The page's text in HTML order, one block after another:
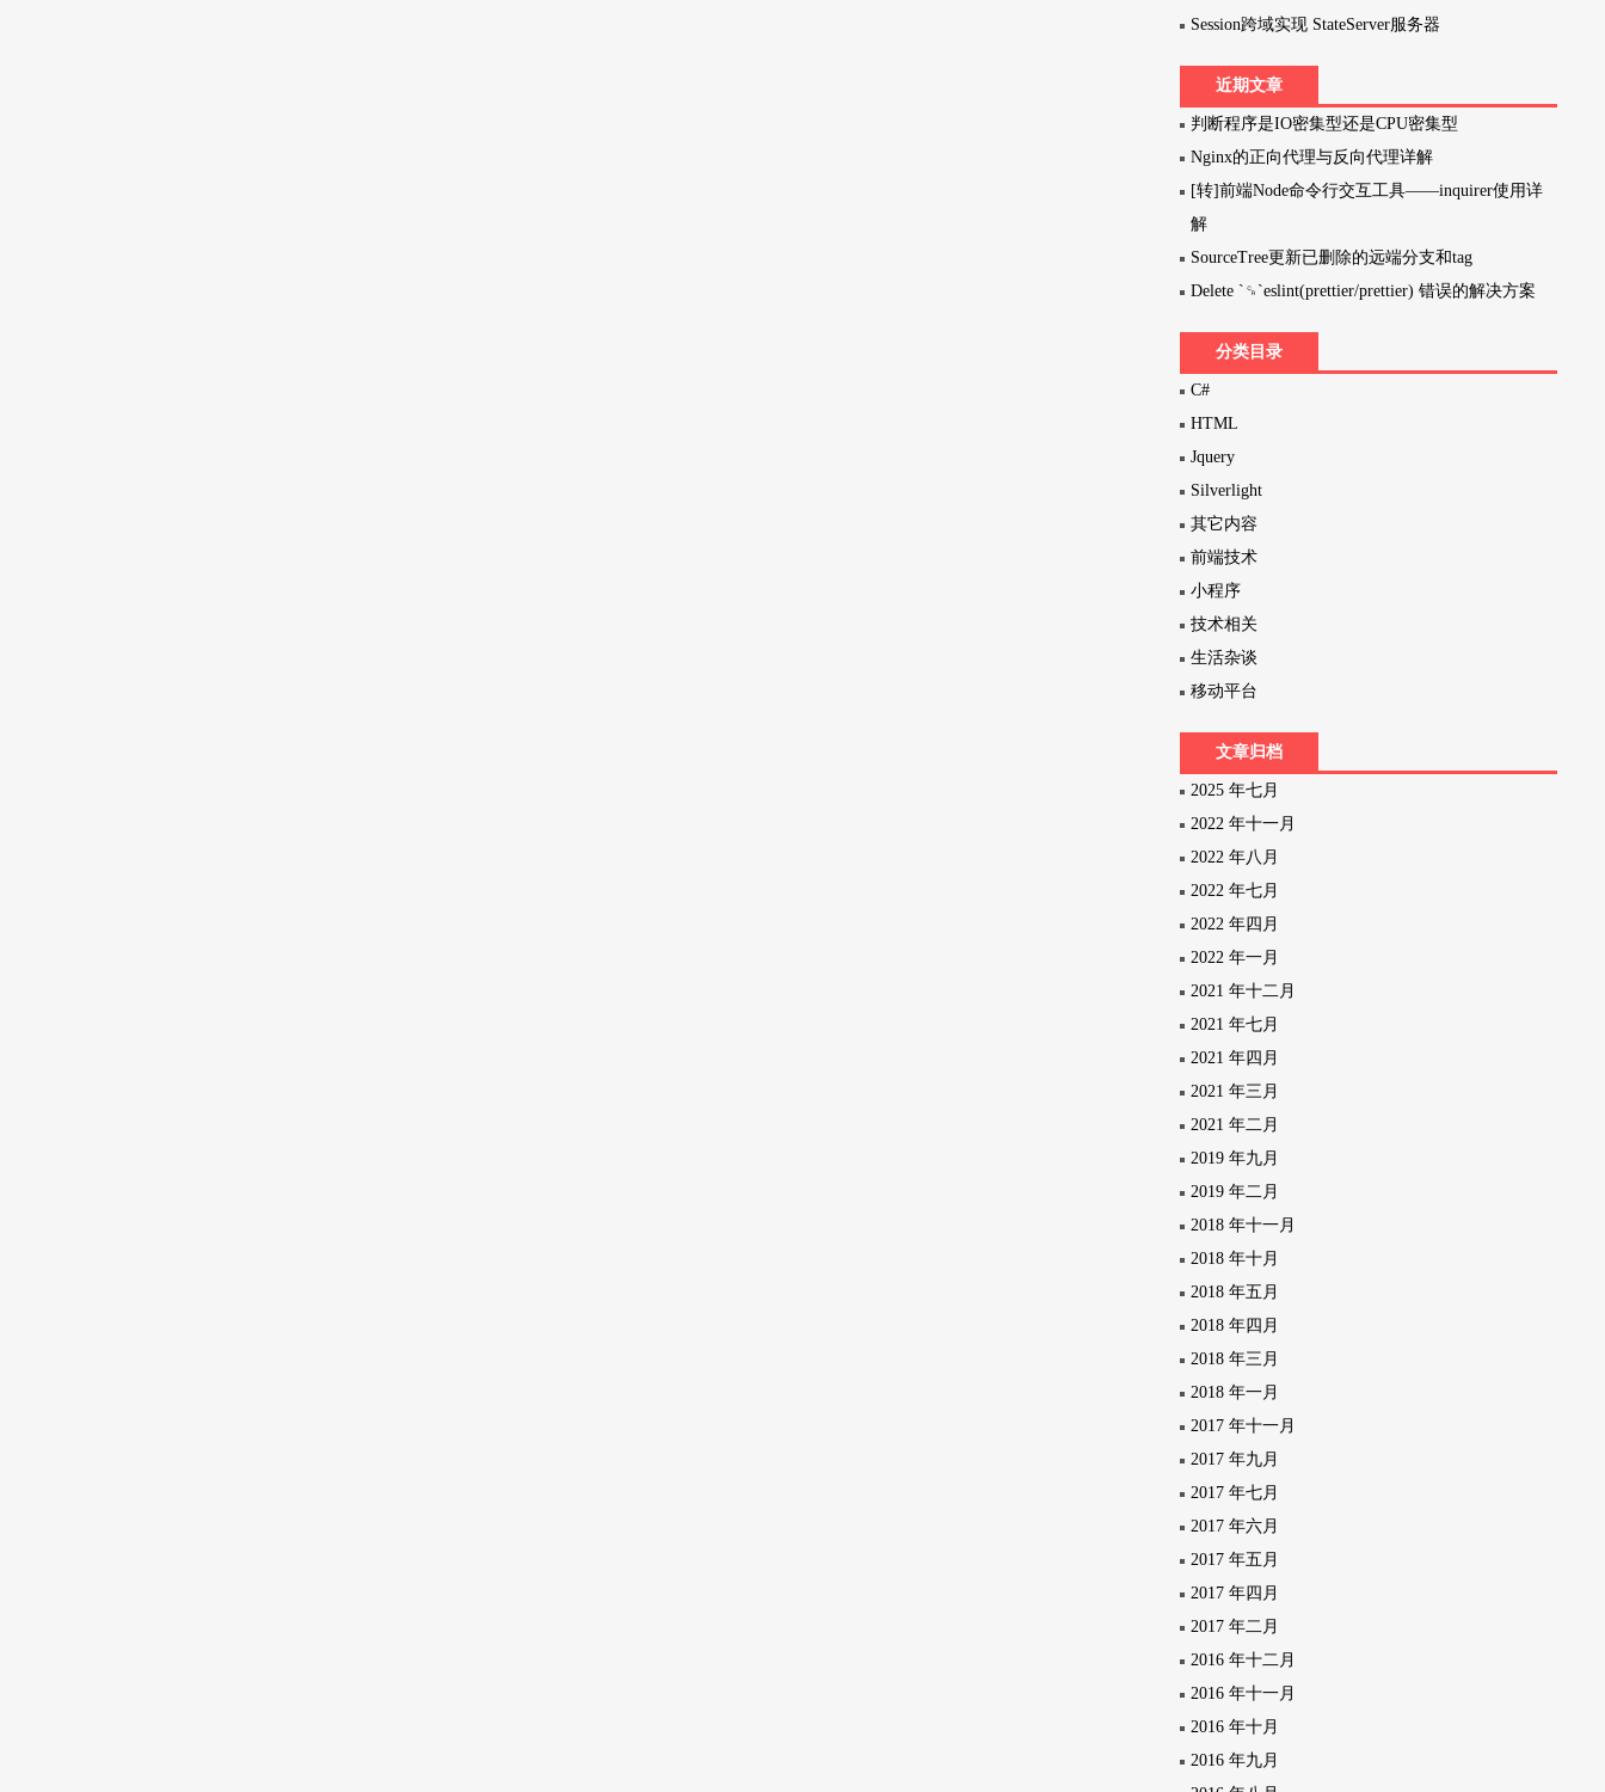
Session跨域实现 StateServer服务器
近期文章
判断程序是IO密集型还是CPU密集型
Nginx的正向代理与反向代理详解
[转]前端Node命令行交互工具——inquirer使用详
解
SourceTree更新已删除的远端分支和tag
Delete `␍`eslint(prettier/prettier) 错误的解决方案
分类目录
C#
HTML
Jquery
Silverlight
其它内容
前端技术
小程序
技术相关
生活杂谈
移动平台
文章归档
2025 年七月
2022 年十一月
2022 年八月
2022 年七月
2022 年四月
2022 年一月
2021 年十二月
2021 年七月
2021 年四月
2021 年三月
2021 年二月
2019 年九月
2019 年二月
2018 年十一月
2018 年十月
2018 年五月
2018 年四月
2018 年三月
2018 年一月
2017 年十一月
2017 年九月
2017 年七月
2017 年六月
2017 年五月
2017 年四月
2017 年二月
2016 年十二月
2016 年十一月
2016 年十月
2016 年九月